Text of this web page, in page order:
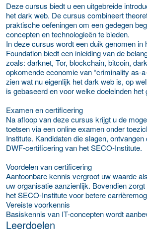
Deze cursus biedt u een uitgebreide
het dark web. De cursus combineert
praktische oefeningen om een gedegen
concepten en technologieën te bieden.
In deze cursus wordt een duik genomen in
Foundation biedt een inleiding van de
zoals: darknet, Tor, blockchain, bitcoin,
opkomende economie van “criminality as-
zien wat nu eigenlijk het dark web is, op
is gebaseerd en voor welke doeleinden het
Examen en certificering
Na afloop van deze cursus krijgt u de
toetsen via een online examen onder
Institute. Kandidaten die slagen,
DWF-certificering van het SECO-Institute.
Voordelen van certificering
Aantoonbare kennis vergroot uw waarde
uw organisatie aanzienlijk. Bovendien
het SECO-Institute voor betere
Vereiste voorkennis
Basiskennis van IT-concepten wordt
Leerdoelen